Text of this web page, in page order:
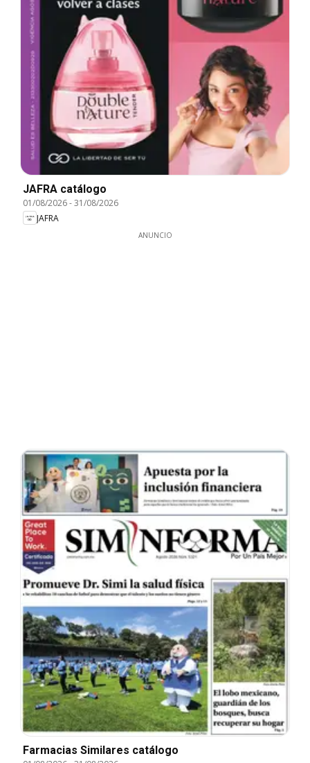
JAFRA catálogo
01/08/2026-31/08/2026
JAFRA
ANUNCIO
Farmacias Similares catálogo